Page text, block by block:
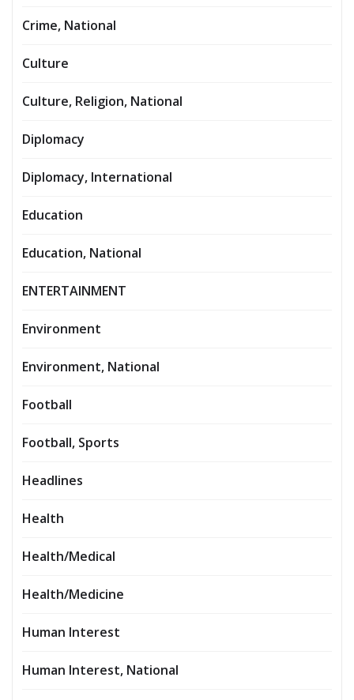
Crime, National
Culture
Culture, Religion, National
Diplomacy
Diplomacy, International
Education
Education, National
ENTERTAINMENT
Environment
Environment, National
Football
Football, Sports
Headlines
Health
Health/Medical
Health/Medicine
Human Interest
Human Interest, National